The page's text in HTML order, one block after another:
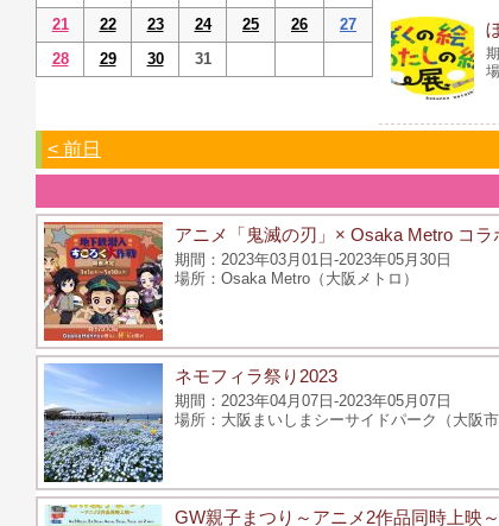
21
22 23 24 25 26
27
28
29 30 31
< 前日
アニメ「鬼滅の刃」× Osaka Metro コ
2023年03月01日-2023年05月30日
Osaka Metro（大阪メトロ）
ネモフィラ祭り2023
2023年04月07日-2023年05月07日
大阪まいしまシーサイドパーク（大阪市
GW親子まつり～アニメ2作品同時上映～